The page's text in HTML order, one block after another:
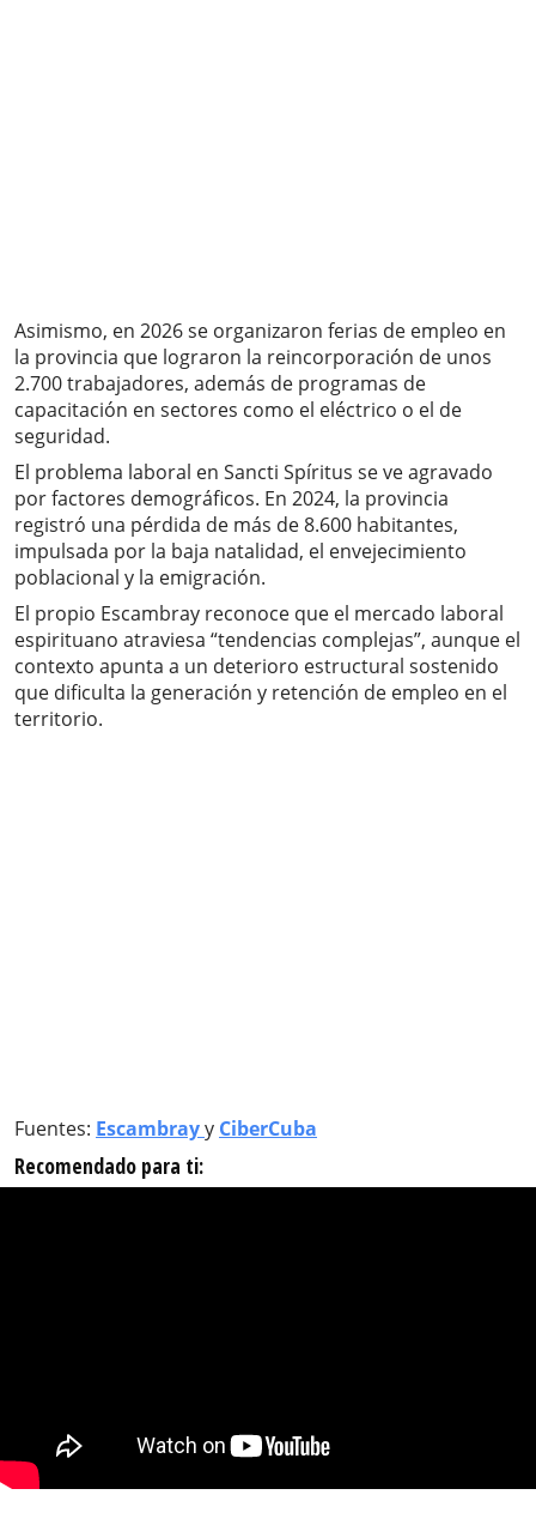
Asimismo, en 2026 se organizaron ferias de empleo en
la provincia que lograron la reincorporación de unos
2.700 trabajadores, además de programas de
capacitación en sectores como el eléctrico o el de
seguridad.
El problema laboral en Sancti Spíritus se ve agravado
por factores demográficos. En 2024, la provincia
registró una pérdida de más de 8.600 habitantes,
impulsada por la baja natalidad, el envejecimiento
poblacional y la emigración.
El propio Escambray reconoce que el mercado laboral
espirituano atraviesa “tendencias complejas”, aunque el
contexto apunta a un deterioro estructural sostenido
que dificulta la generación y retención de empleo en el
territorio.
Fuentes: Escambrayy CiberCuba
Recomendado para ti: